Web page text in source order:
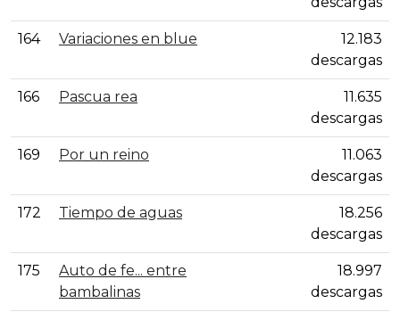
164 Variaciones en blue
12.183
descargas
166 Pascua rea
11.635
descargas
169 Por un reino
11.063
descargas
172 Tiempo de aguas
18.256
descargas
175
Auto de fe... entre
bambalinas
18.997
descargas